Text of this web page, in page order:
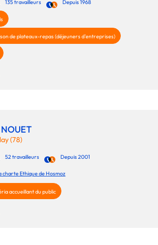
135 travailleurs Depuis 1968
de plateaux-repas (déjeuners d'entreprises)
(78)
52 travailleurs Depuis 2001
charte Ethique de Hosmoz
accueillant du public